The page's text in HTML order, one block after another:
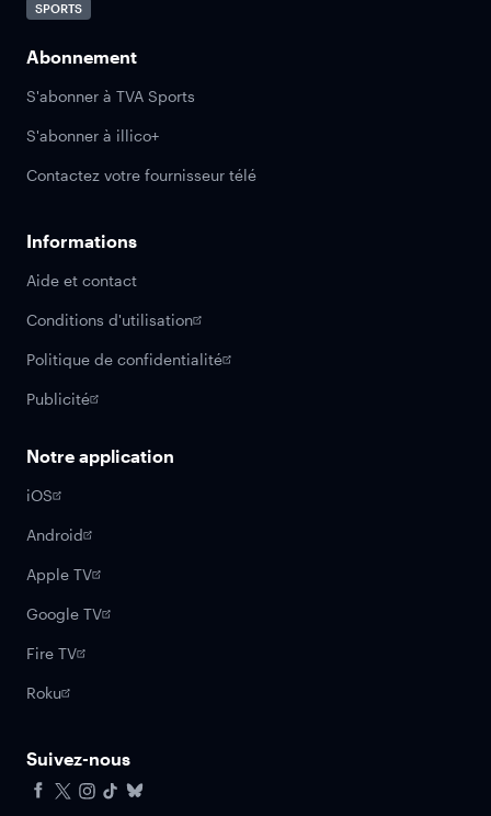
SPORTS
Abonnement
S'abonner à TVA Sports
S'abonner à illico+
Contactez votre fournisseur télé
Informations
Aide et contact
Conditions d'utilisation
Politique de confidentialité
Publicité
Notre application
iOS
Android
Apple TV
Google TV
Fire TV
Roku
Suivez-nous